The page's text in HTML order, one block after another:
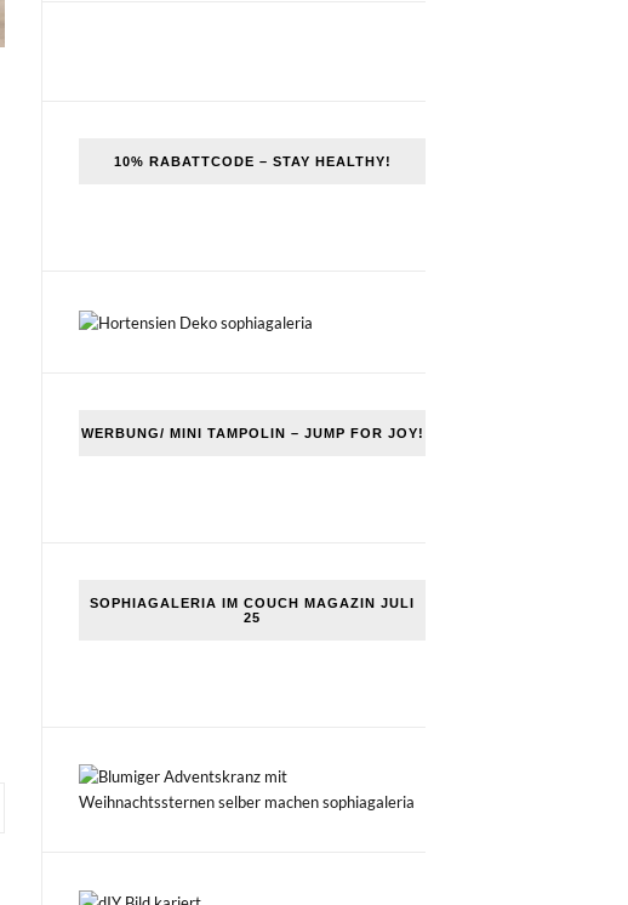
10% RABATTCODE – STAY HEALTHY!
WERBUNG/ MINI TAMPOLIN – JUMP FOR JOY!
SOPHIAGALERIA IM COUCH MAGAZIN JULI
25